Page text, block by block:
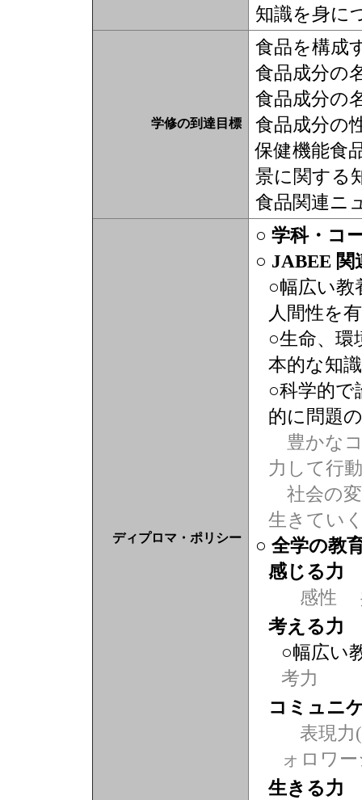
知識を身に
学修の到達目標
食品を構成
食品成分の
食品成分の
食品成分の
保健機能食
景に関する
食品関連ニ
ディプロマ・ポリシー
○ 学科・コ
○ JABEE 関
○幅広い教
人間性を
○生命、環
本的な知
○科学的で
的に問題
豊かなコ
力して行
社会の変
生きてい
○ 全学の教
感じる力
感性
考える力
○幅広い
考力
コミュニ
表現力(
ォロワ
生きる力